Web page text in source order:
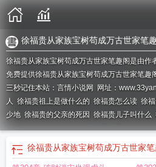
徐福贵从家族宝树苟成万古世家笔
徐福贵从家族宝树苟成万古世家笔趣阁是由作
免费提供徐福贵从家族宝树苟成万古世家笔趣
三秒记住本站：言情小说网 网址：
人 徐福贵祖上是做什么的 徐福贵怎么读 徐
少地 徐福贵的父亲的死因 徐福贵儿子叫什么
么徐福贵的一生徐福贵原型是哪里人徐福
人生和历史的关系
徐福贵性格 徐福贵简介
么 徐福贵是富几代
徐福贵从家族宝树苟成万古世家